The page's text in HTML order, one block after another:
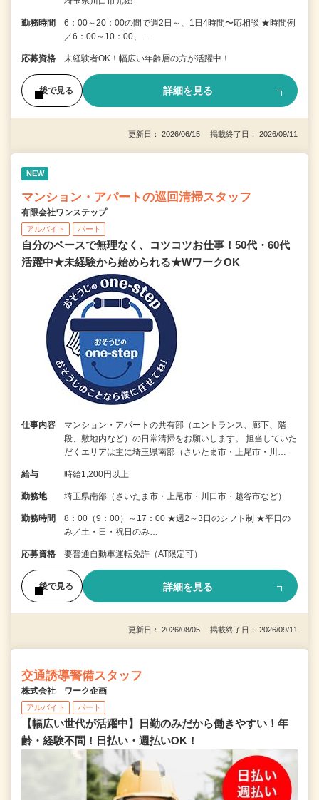
勤務時間
6：00～20：00の間で週2日～、1日4時間〜応相談 ★時間例
／6：00～10：00、…
応募資格 未経験者OK！幅広い年齢層の方が活躍中！
後で見る 詳細を見る
更新日： 2026/06/15 掲載終了日： 2026/09/11
NEW
マンション・アパートの巡回清掃スタッフ
有限会社ワンステップ
アルバイト パート
自分のペースで無理なく、コツコツお仕事！50代・60代
活躍中★未経験から始められる★WワークOK
仕事内容
マンション・アパートの共有部（エントランス、廊下、階
段、敷地内など）の日常清掃をお願いします。 担当していた
だくエリアは主に埼玉県南部（さいたま市・上尾市・川…
給与 時給1,200円以上
勤務地 埼玉県南部（さいたま市・上尾市・川口市・越谷市など）
勤務時間
8：00（9：00）～17：00 ★週2～3日のシフト制 ★平日の
み／土・日・祝日のみ…
応募資格 要普通自動車運転免許（AT限定可）
後で見る 詳細を見る
更新日： 2026/08/05 掲載終了日： 2026/09/11
交通誘導警備スタッフ
株式会社 ワーク企画
アルバイト パート
【幅広い世代が活躍中】日勤のみだから働きやすい！年
齢・経験不問！日払い・週払いOK！